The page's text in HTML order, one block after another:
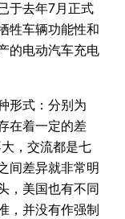
于去年7月正式
牲车辆功能性和
的电动汽车充电
形式：分别为
在着一定的差
，交流都是七
间差异就非常明
，美国也有不同
，并没有作强制